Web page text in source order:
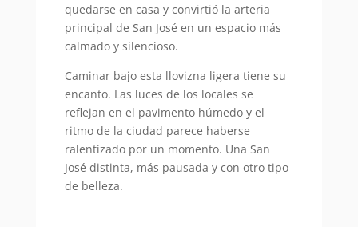
quedarse en casa y convirtió la arteria
principal de San José en un espacio más
calmado y silencioso.
Caminar bajo esta llovizna ligera tiene su
encanto. Las luces de los locales se
reflejan en el pavimento húmedo y el
ritmo de la ciudad parece haberse
ralentizado por un momento. Una San
José distinta, más pausada y con otro tipo
de belleza.